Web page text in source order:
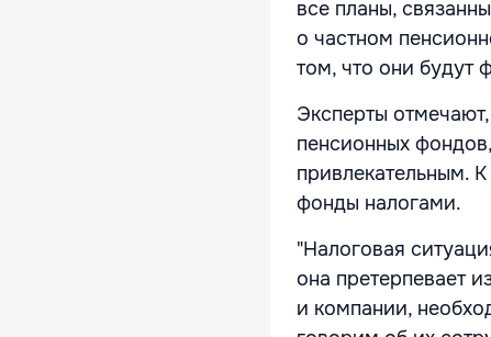
все планы,
о частном
том, что они будут
Эксперты
пенсионных
привлекательным.
фонды налогами.
"Налоговая
она претерпевает
и компании,